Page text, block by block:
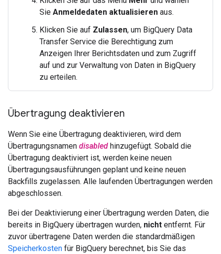
Sie Anmeldedaten aktualisieren aus.
Klicken Sie auf Zulassen, um BigQuery Data
Transfer Service die Berechtigung zum
Anzeigen Ihrer Berichtsdaten und zum Zugriff
auf und zur Verwaltung von Daten in BigQuery
zu erteilen.
Übertragung deaktivieren
Wenn Sie eine Übertragung deaktivieren, wird dem
Übertragungsnamen disabled hinzugefügt. Sobald die
Übertragung deaktiviert ist, werden keine neuen
Übertragungsausführungen geplant und keine neuen
Backfills zugelassen. Alle laufenden Übertragungen werden
abgeschlossen.
Bei der Deaktivierung einer Übertragung werden Daten, die
bereits in BigQuery übertragen wurden, nicht entfernt. Für
zuvor übertragene Daten werden die standardmäßigen
Speicherkosten für BigQuery berechnet, bis Sie das